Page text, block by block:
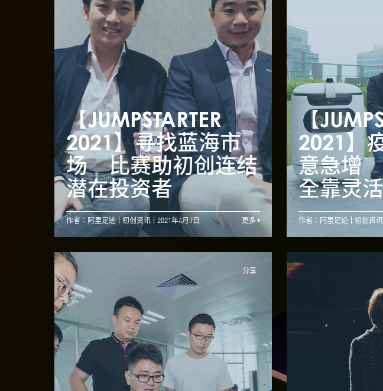
【JUMPSTARTER
2021】寻找蓝海市
场 比赛助初创连结
潜在投资者
【
2021】寻
场 比赛
潜在投资
作者：阿里足迹 初创资讯 2021年4月7日 更多
【
2021】
意急增
全靠灵
作者：阿里足迹 初创资讯
分享